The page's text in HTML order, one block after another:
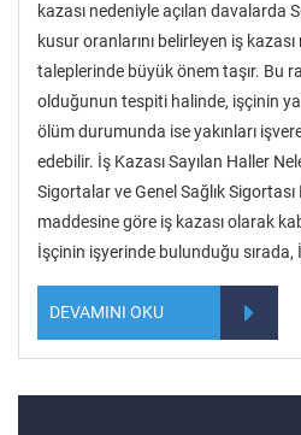
kazası nedeniyle açılan davalarda
kusur oranlarını belirleyen iş
taleplerinde büyük önem taşır. Bu
olduğunun tespiti halinde, işçinin
ölüm durumunda ise yakınları
edebilir. İş Kazası Sayılan Haller
Sigortalar ve Genel Sağlık
maddesine göre iş kazası olarak
İşçinin işyerinde bulunduğu
DEVAMINI OKU